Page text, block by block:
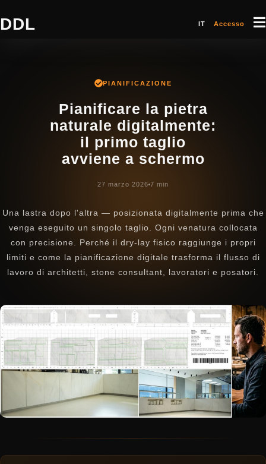
DDL IT Accesso
PIANIFICAZIONE
Pianificare la pietra
naturale digitalmente:
il primo taglio
avviene a schermo
27 marzo 2026 7 min
Una lastra dopo l'altra — posizionata digitalmente prima che
venga eseguito un singolo taglio. Ogni venatura collocata
con precisione. Perché il dry-lay fisico raggiunge i propri
limiti e come la pianificazione digitale trasforma il flusso di
lavoro di architetti, stone consultant, lavoratori e posatori.